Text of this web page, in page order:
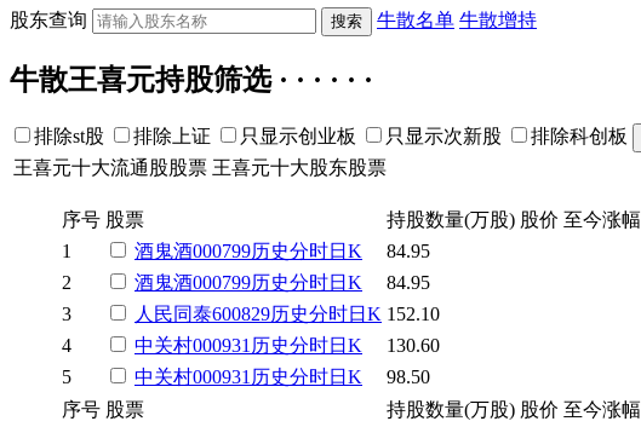
股东查询 牛散名单 牛散增持
牛散王喜元持股筛选 · · · · · ·
排除st股 排除上证 只显示创业板 只显示次新股
排除科创板
王喜元十大流通股股票 王喜元十大股东股票
序号 股票 持股数量(万股) 股价 至今涨幅
1
酒鬼酒000799历史分时日K 84.95
2
酒鬼酒000799历史分时日K 84.95
3
人民同泰600829历史分时日K 152.10
4
中关村000931 历史分时日K 130.60
5
中关村000931 历史分时日K 98.50
序号 股票 持股数量(万股) 股价 至今涨幅